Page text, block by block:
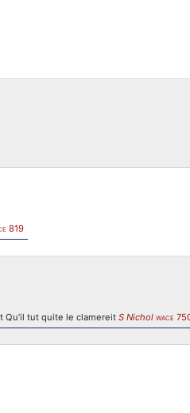
819
Qu’il tut quite le clamereit S Nichol WACE